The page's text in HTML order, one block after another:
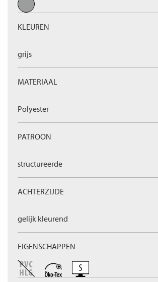
KLEUREN
grijs
MATERIAAL
Polyester
PATROON
structureerde
ACHTERZIJDE
gelijk kleurend
EIGENSCHAPPEN